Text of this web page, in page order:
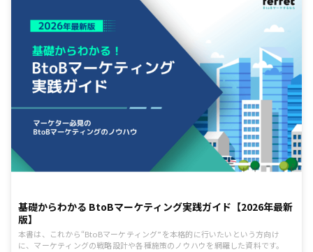
基礎からわかる BtoBマーケティング実践ガイド【2026年最新
版】
本書は、これから“BtoBマーケティング”を本格的に行いたいという方向け
に、マーケティングの戦略設計や各種施策のノウハウを網羅した資料です。